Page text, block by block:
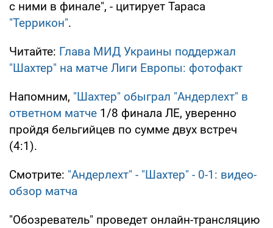
с ними в финале", - цитирует Тараса
"Террикон".
Читайте: Глава МИД Украины поддержал
"Шахтер" на матче Лиги Европы: фотофакт
Напомним, "Шахтер" обыграл "Андерлехт" в
ответном матче 1/8 финала ЛЕ, уверенно
пройдя бельгийцев по сумме двух встреч
(4:1).
Смотрите: "Андерлехт" - "Шахтер" - 0-1: видео-
обзор матча
"Обозреватель" проведет онлайн-трансляцию